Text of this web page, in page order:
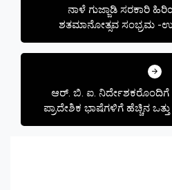
ನಾಳೆ ಗುಜ್ಜಾಡಿ ಸರಕಾರಿ
ಶತಮಾನೋತ್ಸವ ಸಂಭ್ರಮ -
ಆರ್. ಬಿ‌. ಐ. ನಿರ್ದೇಶಕರೊಂದಿಗೆ
ಪ್ರಾದೇಶಿಕ ಭಾಷೆಗಳಿಗೆ ಹೆಚ್ಚಿನ
ಮನವಿ